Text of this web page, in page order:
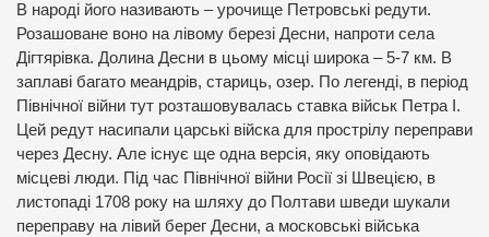
В народі його називають – урочище Петровські редути.
Розашоване воно на лівому березі Десни, напроти села
Дігтярівка. Долина Десни в цьому місці широка – 5-7 км. В
заплаві багато меандрів, стариць, озер. По легенді, в період
Північної війни тут розташовувалась ставка військ Петра І.
Цей редут насипали царські війска для прострілу переправи
через Десну. Але існує ще одна версія, яку оповідають
місцеві люди. Під час Північної війни Росії зі Швецією, в
листопаді 1708 року на шляху до Полтави шведи шукали
переправу на лівий берег Десни, а московські війська